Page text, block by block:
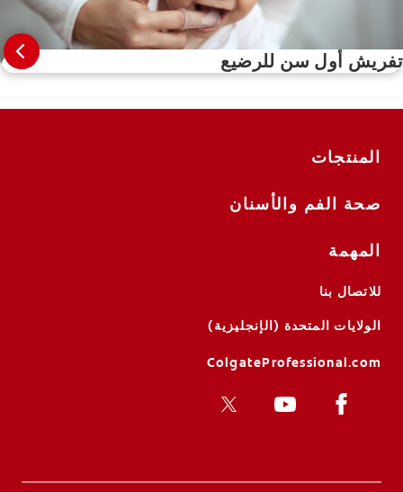
تفريش أول سن للرضيع
المنتجات
صحة الفم والأسنان
المهمة
للاتصال بنا
الولايات المتحدة (الإنجليزية)
ColgateProfessional.com